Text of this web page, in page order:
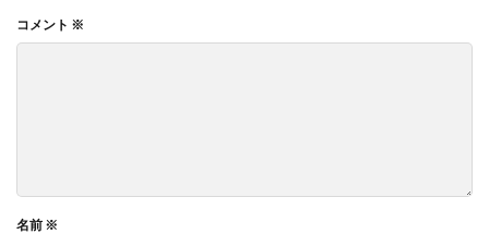
コメント ※
名前 ※